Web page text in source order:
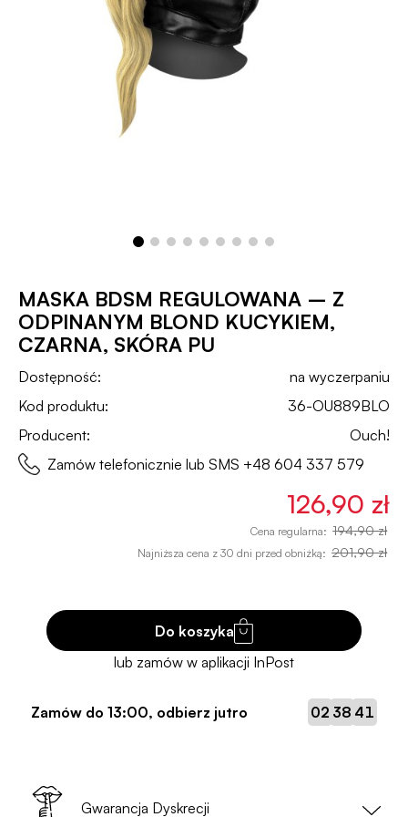
MASKA BDSM REGULOWANA – Z
ODPINANYM BLOND KUCYKIEM,
CZARNA, SKÓRA PU
Dostępność:
na wyczerpaniu
Kod produktu:
36-OU889BLO
Producent:
Ouch!
Zamów telefonicznie lub SMS +48 604 337 579
126,90 zł
Cena regularna: 194,90 zł
Najniższa cena z 30 dni przed obniżką: 201,90 zł
Do koszyka
Zamów do 13:00, odbierz jutro 02 38 40
Gwarancja Dyskrecji